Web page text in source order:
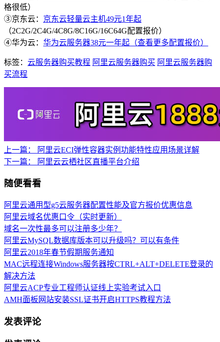
格很低）
③京东云： 京东云轻量云主机49元1年起
（2C2G/2C4G/4C8G/8C16G/16C64G配置报价）
④华为云： 华为云服务器38元一年起（查看更多配置报价）
标签： 云服务器购买教程 阿里云服务器购买 阿里云服务器购
买流程
上一篇：
阿里云ECI弹性容器实例功能特性应用场景详解
下一篇：
阿里云云栖社区直播平台介绍
随便看看
阿里云通用型g5云服务器配置性能及官方报价优惠信息
阿里云域名优惠口令（实时更新）
域名一次性最多可以注册多少年？
阿里云MySQL数据库版本可以升级吗？可以有条件
阿里云2018年春节假期服务通知
MAC远程连接Windows服务器按CTRL+ALT+DELETE登录的
解决方法
阿里云ACP专业工程师认证线上实验考试入口
AMH面板网站安装SSL证书开启HTTPS教程方法
发表评论